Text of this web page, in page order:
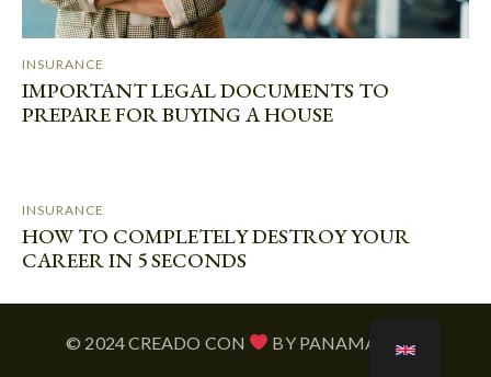
INSURANCE
IMPORTANT LEGAL DOCUMENTS TO
PREPARE FOR BUYING A HOUSE
INSURANCE
HOW TO COMPLETELY DESTROY YOUR
CAREER IN 5 SECONDS
© 2024 CREADO CON BY PANAMATECH